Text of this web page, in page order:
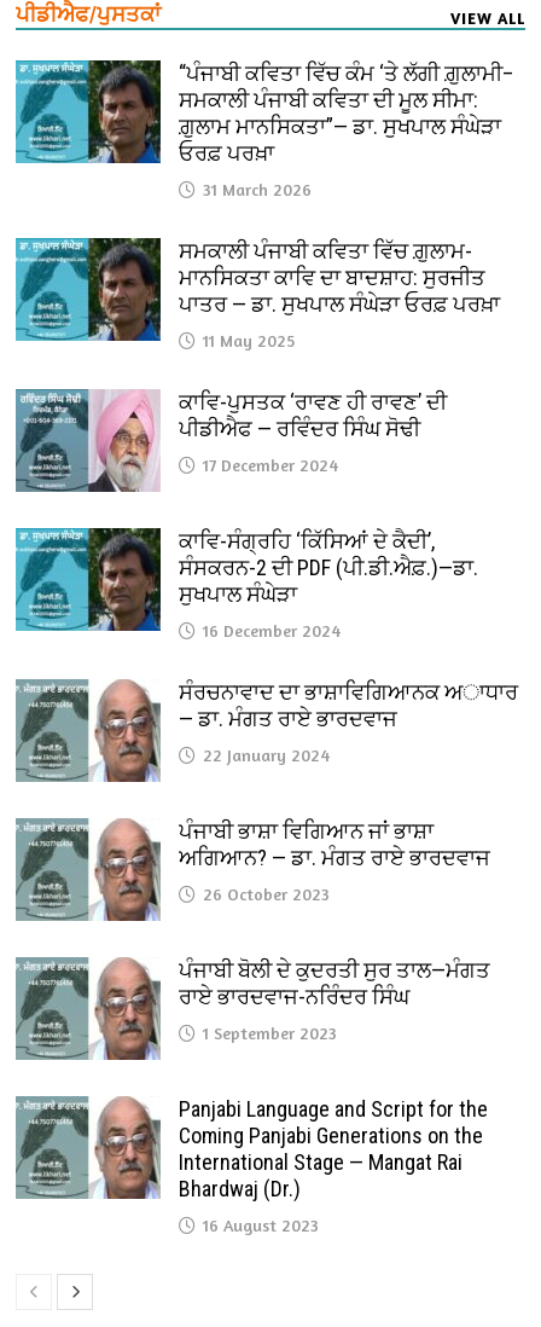
ਪੀਡੀਐਫ/ਪੁਸਤਕਾਂ VIEW ALL
“ਪੰਜਾਬੀ ਕਵਿਤਾ ਵਿੱਚ ਕੰਮ ‘ਤੇ ਲੱਗੀ ਗ਼ੁਲਾਮੀ–
ਸਮਕਾਲੀ ਪੰਜਾਬੀ ਕਵਿਤਾ ਦੀ ਮੂਲ ਸੀਮਾ:
ਗ਼ੁਲਾਮ ਮਾਨਸਿਕਤਾ”— ਡਾ. ਸੁਖਪਾਲ ਸੰਘੇੜਾ
ਓਰਫ਼ ਪਰਖ਼ਾ
31 March 2026
ਸਮਕਾਲੀ ਪੰਜਾਬੀ ਕਵਿਤਾ ਵਿੱਚ ਗ਼ੁਲਾਮ-
ਮਾਨਸਿਕਤਾ ਕਾਵਿ ਦਾ ਬਾਦਸ਼ਾਹ: ਸੁਰਜੀਤ
ਪਾਤਰ — ਡਾ. ਸੁਖਪਾਲ ਸੰਘੇੜਾ ਓਰਫ਼ ਪਰਖ਼ਾ
11 May 2025
ਕਾਵਿ-ਪੁਸਤਕ ‘ਰਾਵਣ ਹੀ ਰਾਵਣ’ ਦੀ
ਪੀਡੀਐਫ — ਰਵਿੰਦਰ ਸਿੰਘ ਸੋਢੀ
17 December 2024
ਕਾਵਿ-ਸੰਗ੍ਰਹਿ ‘ਕਿੱਸਿਆਂ ਦੇ ਕੈਦੀ’,
ਸੰਸਕਰਨ-2 ਦੀ PDF (ਪੀ.ਡੀ.ਐਫ਼.)—ਡਾ.
ਸੁਖਪਾਲ ਸੰਘੇੜਾ
16 December 2024
ਸੰਰਚਨਾਵਾਦ ਦਾ ਭਾਸ਼ਾਵਿਗਿਆਨਕ ਅਾਧਾਰ
— ਡਾ. ਮੰਗਤ ਰਾਏ ਭਾਰਦਵਾਜ
22 January 2024
ਪੰਜਾਬੀ ਭਾਸ਼ਾ ਵਿਗਿਆਨ ਜਾਂ ਭਾਸ਼ਾ
ਅਗਿਆਨ? — ਡਾ. ਮੰਗਤ ਰਾਏ ਭਾਰਦਵਾਜ
26 October 2023
ਪੰਜਾਬੀ ਬੋਲੀ ਦੇ ਕੁਦਰਤੀ ਸੁਰ ਤਾਲ—ਮੰਗਤ
ਰਾਏ ਭਾਰਦਵਾਜ-ਨਰਿੰਦਰ ਸਿੰਘ
1 September 2023
Panjabi Language and Script for the
Coming Panjabi Generations on the
International Stage — Mangat Rai
Bhardwaj (Dr.)
16 August 2023